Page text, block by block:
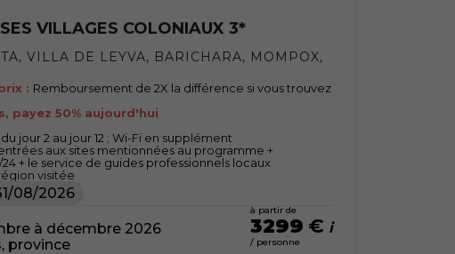
VILLAGES COLONIAUX 3*
VILLA DE LEYVA, BARICHARA, MOMPOX,
: Remboursement de 2X la différence si vous trouvez
payez 50% aujourd'hui
jour 2 au jour 12 ; Wi-Fi en supplément
aux sites mentionnées au programme +
+ le service de guides professionnels locaux
visitée
08/2026
à décembre 2026
province
à partir de
3299 €
/ personne